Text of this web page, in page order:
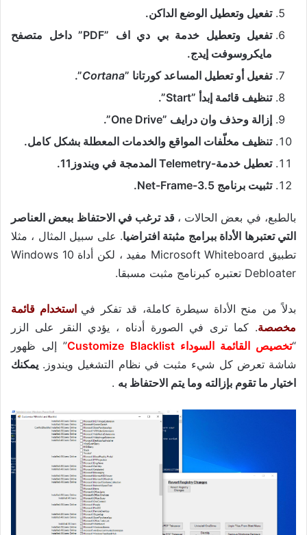
تفعيل وتعطيل الوضع الداكن.
تفعيل وتعطيل خدمة بي دي اف ”PDF” داخل متصفح
مايكروسوفت إيدج.
تفعيل أو تعطيل المساعد كورتانا ”Cortana
”.
تنظيف قائمة إبدأ ”Start”.
إزالة وحذف وان درايف ”One Drive”.
تنظيف مخلّفات المواقع والخدمات المعطلة بشكل كامل.
تعطيل خدمة-Telemetry المدمجة في ويندوز11.
تثبيت برنامج Net-Frame-3.5.
بالطبع، في بعض الحالات ، قد ترغب في الاحتفاظ ببعض العناصر
التي تعتبرها الأداة ببرامج مثبتة افتراضيا. على سبيل المثال ، مثلا
تطبيق Microsoft Whiteboard مفيد ، لكن أداة Windows 10
Debloater تعتبره كبرنامج مثبت مسبقا.
بدلاً من منح الأداة سيطرة كاملة، قد تفكر في استخدام قائمة
مخصصة. كما ترى في الصورة أدناه ، يؤدي النقر على الزر
“تخصيص القائمة السوداء Customize Blacklist
” إلى ظهور
شاشة تعرض كل شيء مثبت في نظام التشغيل ويندوز. يمكنك
اختيار ما تقوم بإزالته وما يتم الاحتفاظ به .